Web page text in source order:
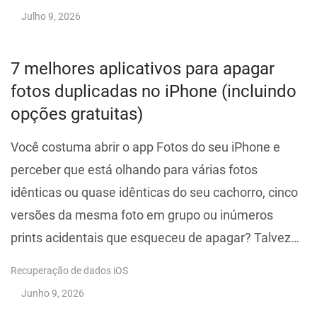
Julho 9, 2026
7 melhores aplicativos para apagar
fotos duplicadas no iPhone (incluindo
opções gratuitas)
Você costuma abrir o app Fotos do seu iPhone e
perceber que está olhando para várias fotos
idênticas ou quase idênticas do seu cachorro, cinco
versões da mesma foto em grupo ou inúmeros
prints acidentais que esqueceu de apagar? Talvez…
Recuperação de dados iOS
Junho 9, 2026